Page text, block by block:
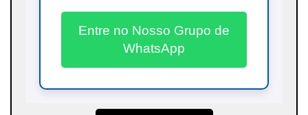
Entre no Nosso Grupo de
WhatsApp